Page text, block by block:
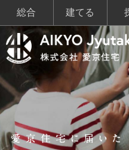
総合 建てる